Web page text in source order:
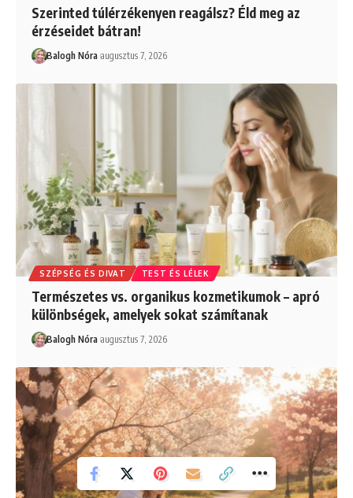
Szerinted túlérzékenyen reagálsz? Éld meg az
érzéseidet bátran!
Balogh Nóra augusztus 7, 2026
SZÉPSÉG ÉS DIVAT TEST ÉS LÉLEK
Természetes vs. organikus kozmetikumok – apró
különbségek, amelyek sokat számítanak
Balogh Nóra augusztus 7, 2026